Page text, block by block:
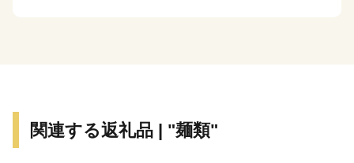
掲げ、「全国家読ゆうびんコンクール」、「秋の読書ま
関連する返礼品 | "麺類"